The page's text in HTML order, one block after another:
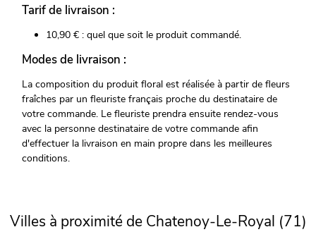
Tarif de livraison :
10,90 € : quel que soit le produit commandé.
Modes de livraison :
La composition du produit floral est réalisée à partir de fleurs
fraîches par un fleuriste français proche du destinataire de
votre commande. Le fleuriste prendra ensuite rendez-vous
avec la personne destinataire de votre commande afin
d'effectuer la livraison en main propre dans les meilleures
conditions.
Villes à proximité de Chatenoy-Le-Royal (71)